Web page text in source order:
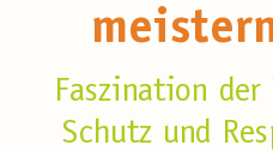
Faszination
Schutz und